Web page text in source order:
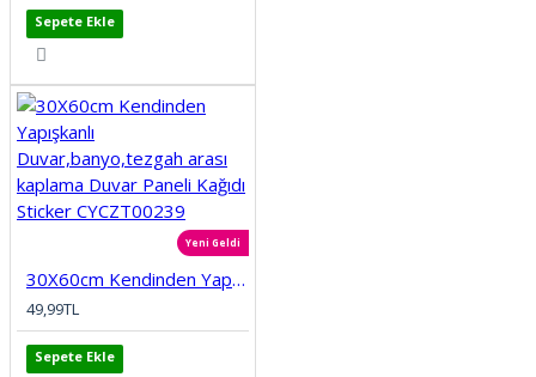
Sepete Ekle
Yeni Geldi
30X60cm Kendinden Yapışkanlı Duvar,banyo,tezgah arası kaplama Duvar Paneli Kağıdı Sticker CYCZT00239
49,99TL
Sepete Ekle